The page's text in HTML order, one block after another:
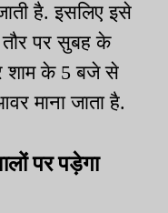
है. इसलिए इसे
तौर पर सुबह के
के 5 बजे से
माना जाता है.
पर पड़ेगा